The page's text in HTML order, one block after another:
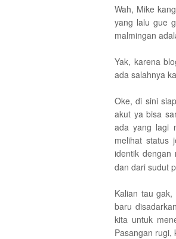
Wah, Mike
yang lalu gue
malmingan
Yak, karena
ada salahnya
Oke, di sini
akut ya bisa
ada yang lagi
melihat status
identik dengan
dan dari sudut
Kalian tau
baru
kita untuk
Pasangan rugi,